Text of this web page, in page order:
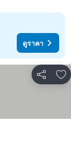
ดูราคา
แชร์ เ